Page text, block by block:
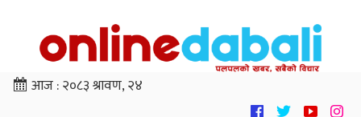
आज :२०८३ श्रावण, २४